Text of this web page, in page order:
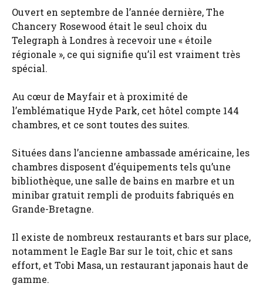
Ouvert en septembre de l’année dernière, The
Chancery Rosewood était le seul choix du
Telegraph à Londres à recevoir une « étoile
régionale », ce qui signifie qu’il est vraiment très
spécial.
Au cœur de Mayfair et à proximité de
l’emblématique Hyde Park, cet hôtel compte 144
chambres, et ce sont toutes des suites.
Situées dans l’ancienne ambassade américaine, les
chambres disposent d’équipements tels qu’une
bibliothèque, une salle de bains en marbre et un
minibar gratuit rempli de produits fabriqués en
Grande-Bretagne.
Il existe de nombreux restaurants et bars sur place,
notamment le Eagle Bar sur le toit, chic et sans
effort, et Tobi Masa, un restaurant japonais haut de
gamme.